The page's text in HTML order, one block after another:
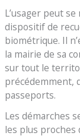
L’usager peut
dispositif de
biométrique. Il
la mairie de sa
sur tout le
précédemment,
passeports.
Les démarches
les plus proches